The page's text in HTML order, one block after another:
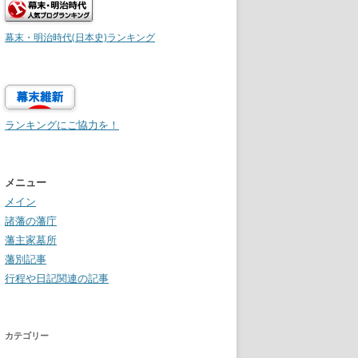
幕末・明治時代(日本史)ランキング
ランキングにご協力を！
メニュー
メイン
諸藩の藩庁
藩主家墓所
藩別記事
行程や日記関連の記事
カテゴリー